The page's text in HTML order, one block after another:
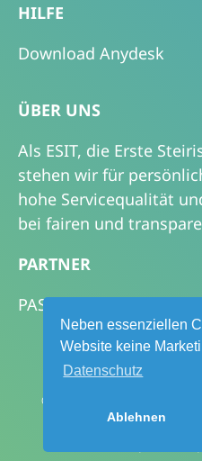
Neben essenziellen
Website keine
Datenschutz
Ablehnen
HILFE
Download Anydesk
ÜBER UNS
Als ESIT, die Erste
stehen wir für
hohe Servicequalität
bei fairen und
PARTNER
PASCOM GMBH & CO.
© 2026 ESIT Erste